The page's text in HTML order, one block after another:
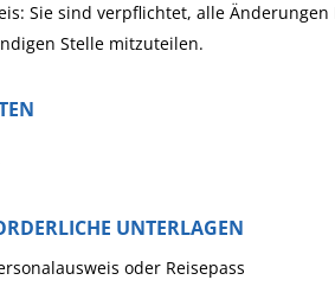
Sie sind verpflichtet, alle
Stelle mitzuteilen.
UNTERLAGEN
oder Reisepass